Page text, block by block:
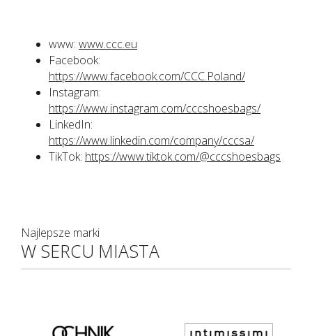
www: www.ccc.eu
Facebook:
https://www.facebook.com/CCC.Poland/
Instagram:
https://www.instagram.com/cccshoesbags/
LinkedIn:
https://www.linkedin.com/company/cccsa/
TikTok: https://www.tiktok.com/@cccshoesbags
Najlepsze marki
W SERCU MIASTA